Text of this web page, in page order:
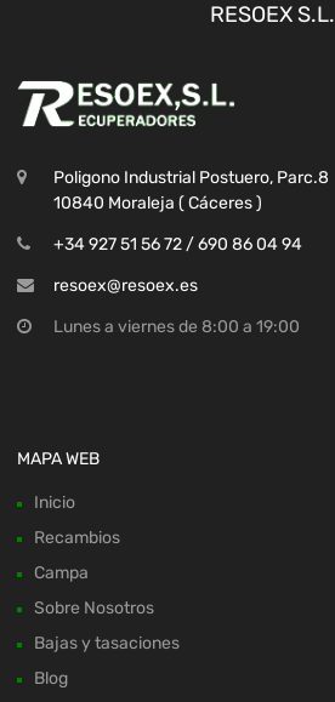
RESOEX S.L.
Poligono Industrial Postuero, Parc.8
10840 Moraleja ( Cáceres )
+34 927 51 56 72 / 690 86 04 94
resoex@resoex.es
Lunes a viernes de 8:00 a 19:00
MAPA WEB
Inicio
Recambios
Campa
Sobre Nosotros
Bajas y tasaciones
Blog